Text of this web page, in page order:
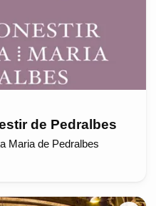
de Pedralbes
Maria de Pedralbes